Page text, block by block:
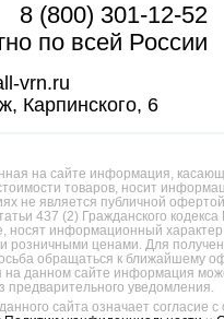
8 (800) 301-12-52
по всей России
vrn.ru
Карпинского, 6
на сайте информация,
товаров, носит
не является публичной
437 (2) Гражданского
носят информационный
розничными ценами. Для
обращаться к ближайшему
на данном сайте информация
предварительного уведомления.
сайта означает согласие